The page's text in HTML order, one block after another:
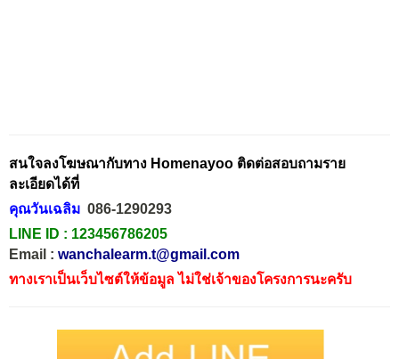
สนใจลงโฆษณากับทาง Homenayoo ติดต่อสอบถามราย
ละเอียดได้ที่
คุณวันเฉลิม 086-1290293
LINE ID : 123456786205
Email : wanchalearm.t@gmail.com
ทางเราเป็นเว็บไซต์ให้ข้อมูล ไม่ใช่เจ้าของโครงการนะครับ